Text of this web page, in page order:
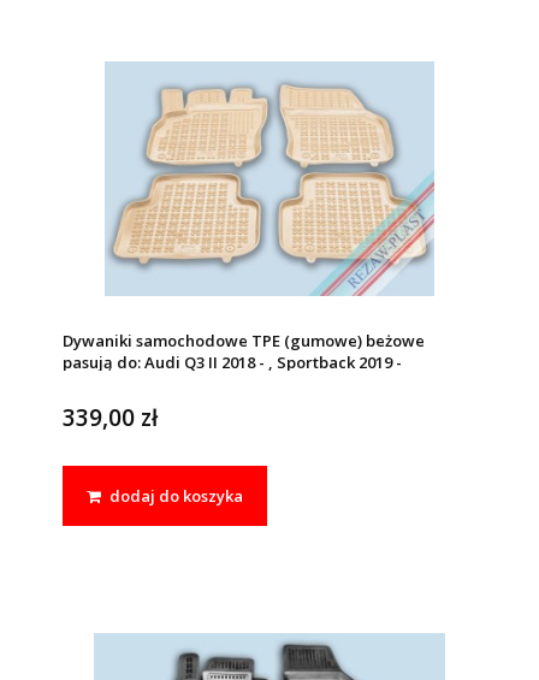
Dywaniki samochodowe TPE (gumowe) beżowe
pasują do: Audi Q3 II 2018 - , Sportback 2019 -
339,00 zł
dodaj do koszyka